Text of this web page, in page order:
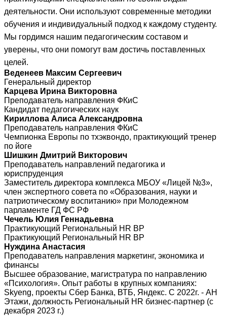
деятельности. Они используют современные методики
обучения и индивидуальный подход к каждому студенту.
Мы гордимся нашим педагогическим составом и
уверены, что они помогут вам достичь поставленных
целей.
Веденеев Максим Сергеевич
Генеральный директор
Карцева Ирина Викторовна
Преподаватель направления ФКиС
Кандидат педагогических наук
Кириллова Алиса Александровна
Преподаватель направления ФКиС
Чемпионка Европы по тхэквондо, практикующий тренер
по йоге
Шишкин Дмитрий Викторович
Преподаватель направлений педагогика и
юриспруденция
Заместитель директора комплекса МБОУ «Лицей №3»,
член экспертного совета по «Образования, науки и
патриотическому воспитанию» при Молодежном
парламенте ГД ФС РФ
Чечель Юлия Геннадьевна
Практикующий Региональный HR BP
Практикующий Региональный HR BP
Нуждина Анастасия
Преподаватель направления маркетинг, экономика и
финансы
Высшее образование, магистратура по направлению
«Психология». Опыт работы в крупных компаниях:
Skyeng, проекты Сбер Банка, ВТБ, Яндекс. С 2022г. - АН
Этажи, должность Региональный HR бизнес-партнер (с
декабря 2023 г.)